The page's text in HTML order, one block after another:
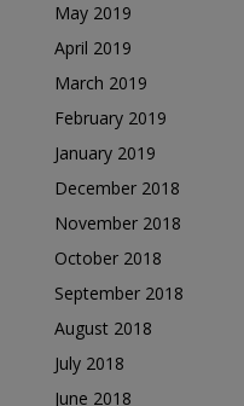
May 2019
April 2019
March 2019
February 2019
January 2019
December 2018
November 2018
October 2018
September 2018
August 2018
July 2018
June 2018